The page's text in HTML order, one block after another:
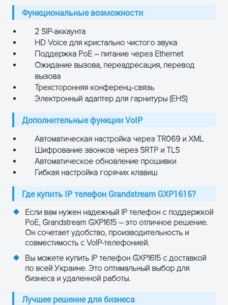
Функциональные возможности
2 SIP-аккаунта
HD Voice для кристально чистого звука
Поддержка PoE – питание через Ethernet
Ожидание вызова, переадресация, перевод
вызова
Трехсторонняя конференц-связь
Электронный адаптер для гарнитуры (EHS)
Дополнительные функции VoIP
Автоматическая настройка через TR069 и XML
Шифрование звонков через SRTP и TLS
Автоматическое обновление прошивки
Гибкая настройка горячих клавиш
Где купить IP телефон Grandstream GXP1615?
Если вам нужен надежный IP телефон с поддержкой
PoE, Grandstream GXP1615 – это отличное решение.
Он сочетает удобство, производительность и
совместимость с VoIP-телефонией.
Вы можете купить IP телефон GXP1615 с доставкой
по всей Украине. Это оптимальный выбор для
бизнеса и удаленной работы.
Лучшее решение для бизнеса